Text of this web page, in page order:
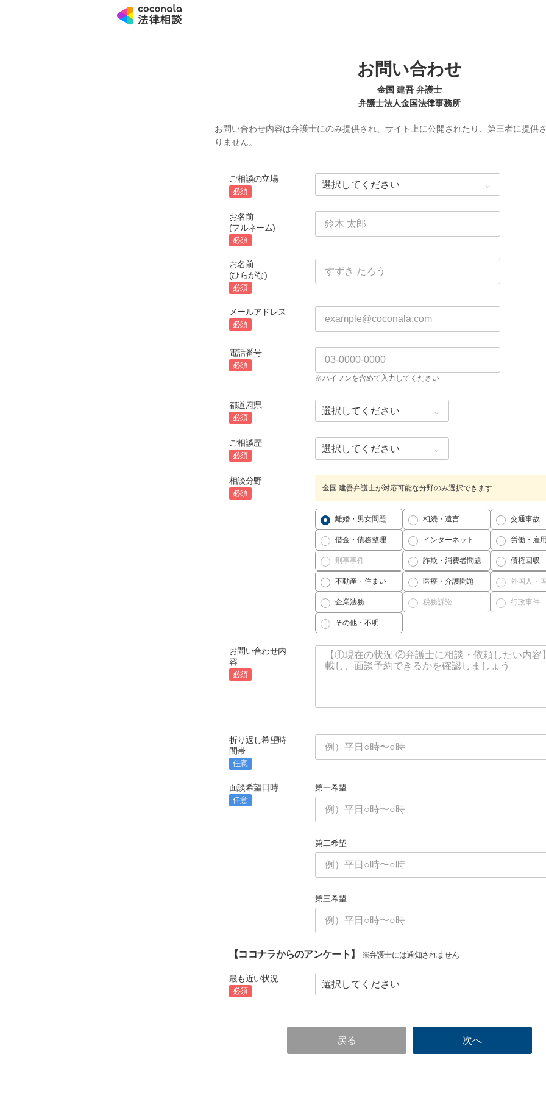
お問い合わせ
金国 建吾 弁護士
弁護士法人金国法律事務所
お問い合わせ内容は弁護士にのみ提供され、サイト上に公開されたり、第三者に提供
りません。
ご相談の立場
必須
お名前
(フルネーム)
必須
お名前
(ひらがな)
必須
メールアドレス
必須
電話番号
必須
※ハイフンを含めて入力してください
都道府県
必須
ご相談歴
必須
相談分野
必須
金国 建吾弁護士が対応可能な分野のみ選択できます
離婚・男女問題 相続・遺言 交通事故
借金・債務整理 インターネット 労働・雇
刑事事件 詐欺・消費者問題 債権回収
不動産・住まい 医療・介護問題 外国人・
企業法務 税務訴訟 行政事件
その他・不明
お問い合わせ内
容
必須
折り返し希望時
間帯
任意
面談希望日時
任意
第一希望
第二希望
第三希望
【ココナラからのアンケート】 ※弁護士には通知されません
最も近い状況
必須